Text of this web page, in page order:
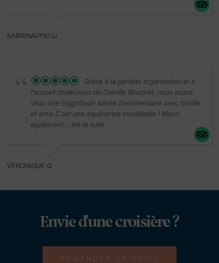
SABRINAVP87JJ
Grâce à la parfaite organisation et à
l'accueil chaleureux de Camille Bouchet, nous avons
vécu une magnifique soirée d'anniversaire avec famille
et amis C'est une expérience inoubliable ! Merci
également ...lire la suite
VÉRONIQUE G
Envie d'une croisière ?
DEMANDER UN DEVIS